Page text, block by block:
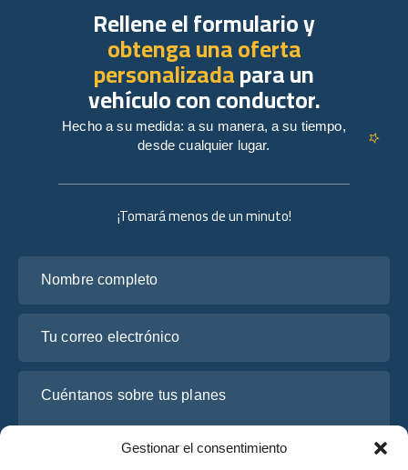
Gestionar el consentimiento
¡Tomará menos de un minuto!
Rellene el formulario y
obtenga una oferta
personalizadapara un
vehículo con conductor.
Hecho a su medida: a su manera, a su tiempo,
desde cualquier lugar.